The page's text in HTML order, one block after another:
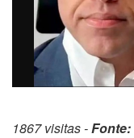
1867 visitas -Fonte: